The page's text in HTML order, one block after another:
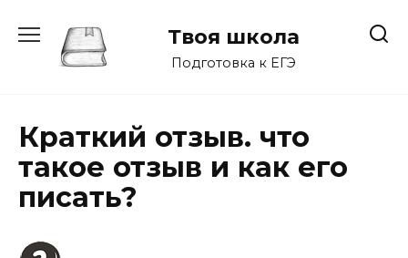
содержанию
Твоя школа
Подготовка к ЕГЭ
Краткий отзыв. что
такое отзыв и как его
писать?